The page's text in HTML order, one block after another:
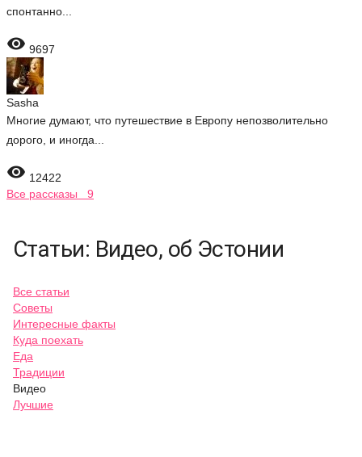
спонтанно...
 9697
Sasha
Многие думают, что путешествие в Европу непозволительно
дорого, и иногда...
 12422
Все рассказы 9
Статьи: Видео, об Эстонии
Все статьи
Советы
Интересные факты
Куда поехать
Еда
Традиции
Видео
Лучшие